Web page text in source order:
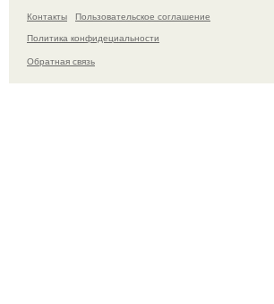
Контакты
Пользовательское соглашение
Политика конфидециальности
Обратная связь